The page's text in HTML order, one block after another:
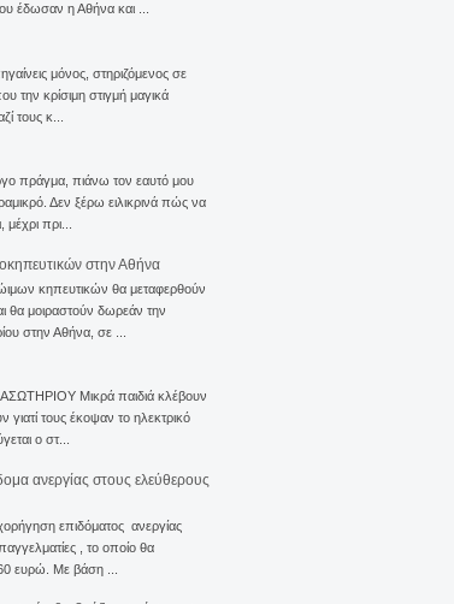
έδωσαν η Αθήνα και ...
μόνος, στηριζόμενος σε
την κρίσιμη στιγμή μαγικά
τους κ...
πράγμα, πιάνω τον εαυτό μου
Δεν ξέρω ειλικρινά πώς να
πρι...
στην Αθήνα
κηπευτικών θα μεταφερθούν
θα μοιραστούν δωρεάν την
στην Αθήνα, σε ...
Μικρά παιδιά κλέβουν
γιατί τους έκοψαν το ηλεκτρικό
ο στ...
ανεργίας στους ελεύθερους
επιδόματος ανεργίας
, το οποίο θα
ευρώ. Με βάση ...